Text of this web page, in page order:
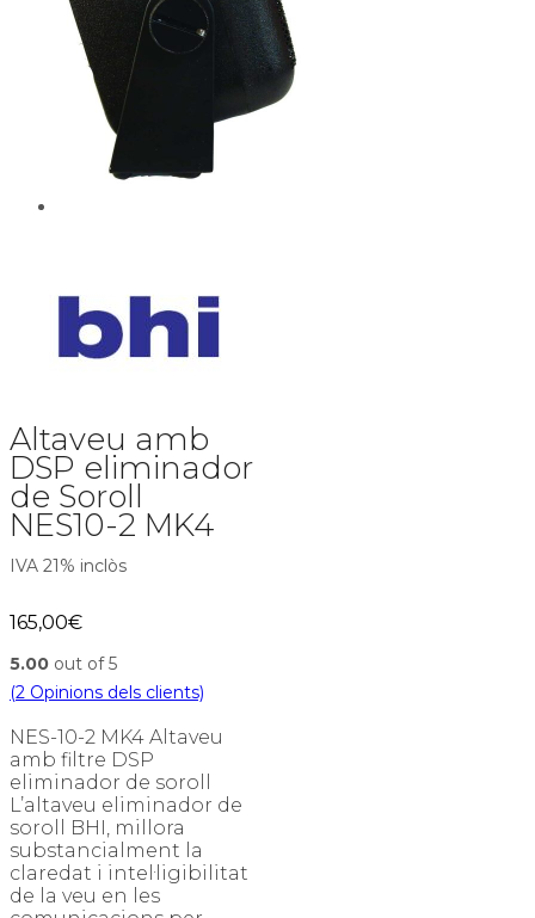
Altaveu amb
DSP eliminador
de Soroll
NES10-2 MK4
IVA 21% inclòs
165,00€
5.00 out of 5
(2 Opinions dels clients)
NES-10-2 MK4 Altaveu
amb filtre DSP
eliminador de soroll
L’altaveu eliminador de
soroll BHI, millora
substancialment la
claredat i intel·ligibilitat
de la veu en les